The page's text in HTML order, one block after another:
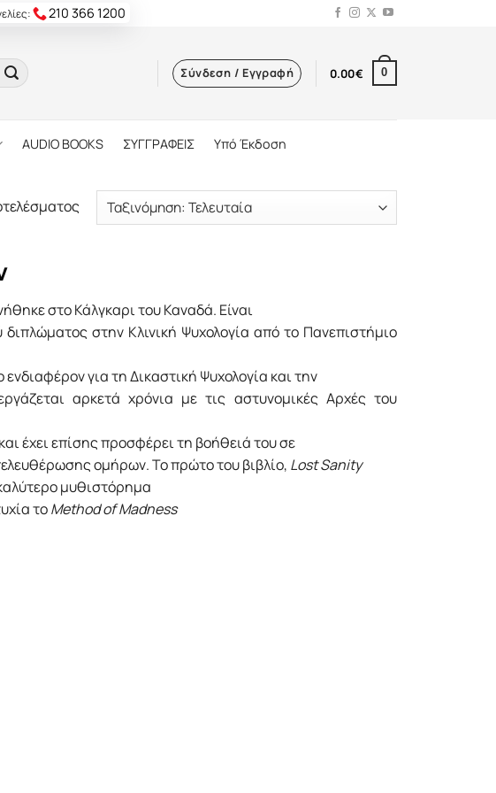
210 366 1200
Σύνδεση / Εγγραφή 0.00€ 0
AUDIO BOOKS ΣΥΓΓΡΑΦΕΙΣ Υπό Έκδοση
στο Κάλγκαρι του Καναδά. Είναι
διπλώματος στην Κλινική Ψυχολογία από το Πανεπιστήμιο
ενδιαφέρον για τη Δικαστική Ψυχολογία και την
αρκετά χρόνια με τις αστυνομικές Αρχές του
έχει επίσης προσφέρει τη βοήθειά του σε
ομήρων. Το πρώτο του βιβλίο, Lost Sanity
μυθιστόρημα
τοMethod of Madness